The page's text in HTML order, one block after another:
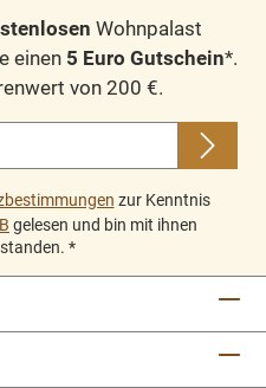
Schleifpapier,
Schicht auf. (um eine
erhalten dünn auftragen)
nach ca. 12 Stunden,
Liter
Wohnpalast
einen 5 Euro Gutschein*.
von 200 €.
zur Kenntnis
gelesen und bin mit ihnen
*